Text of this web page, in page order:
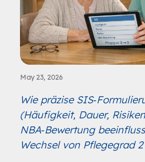
May 23, 2026
Wie präzise
(Häufigkeit, Dauer,
NBA‑Bewertung
Wechsel von Pflegegrad